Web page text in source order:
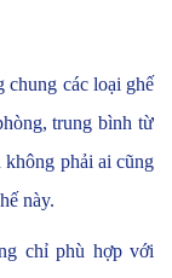
chung các loại ghế
trung bình từ
phải ai cũng
này.
chỉ phù hợp với